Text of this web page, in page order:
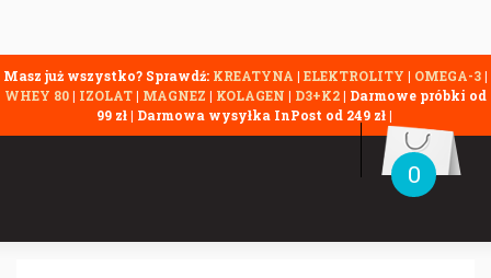
Masz już wszystko? Sprawdź: KREATYNA | ELEKTROLITY | OMEGA-3|
WHEY 80| IZOLAT| MAGNEZ | KOLAGEN | D3+K2| Darmowe próbki od
99 zł | Darmowa wysyłka InPost od 249 zł |
0